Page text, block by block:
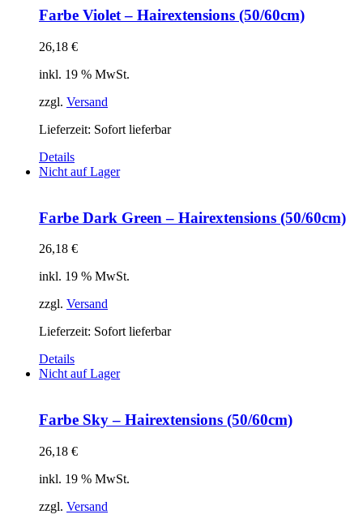
Farbe Violet – Hairextensions (50/60cm)
26,18 €
inkl. 19 % MwSt.
zzgl. Versand
Lieferzeit: Sofort lieferbar
Details
Nicht auf Lager
Farbe Dark Green – Hairextensions (50/60cm)
26,18 €
inkl. 19 % MwSt.
zzgl. Versand
Lieferzeit: Sofort lieferbar
Details
Nicht auf Lager
Farbe Sky – Hairextensions (50/60cm)
26,18 €
inkl. 19 % MwSt.
zzgl. Versand